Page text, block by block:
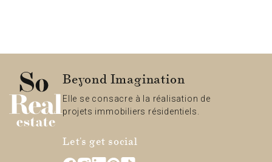
Beyond Imagination
Elle se consacre à la réalisation de
projets immobiliers résidentiels.
Let's get social